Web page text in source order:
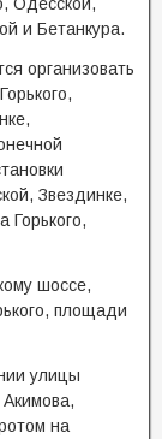
и Бетанкура.
организовать
Звездинке,
Горького,
шоссе,
площади
улицы
на